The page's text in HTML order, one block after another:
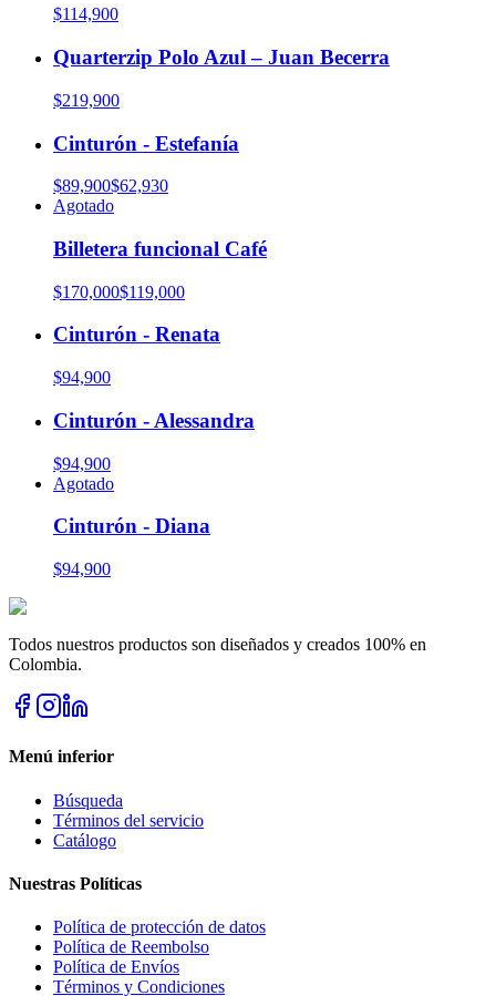
$114,900
Quarterzip Polo Azul – Juan Becerra
$219,900
Cinturón - Estefanía
$89,900$62,930
Agotado
Billetera funcional Café
$170,000$119,000
Cinturón - Renata
$94,900
Cinturón - Alessandra
$94,900
Agotado
Cinturón - Diana
$94,900
Todos nuestros productos son diseñados y creados 100% en
Colombia.
Menú inferior
Búsqueda
Términos del servicio
Catálogo
Nuestras Políticas
Política de protección de datos
Política de Reembolso
Política de Envíos
Términos y Condiciones